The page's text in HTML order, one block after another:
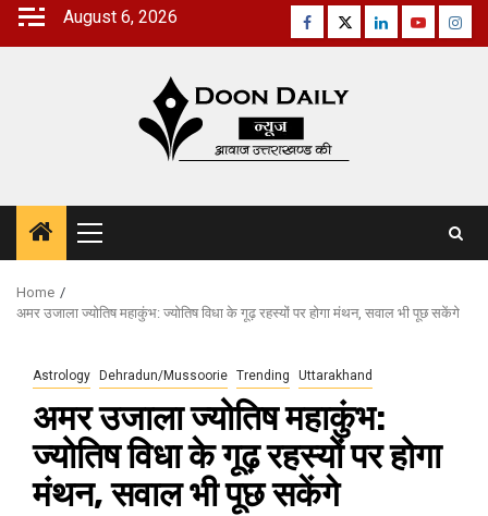
Skip
August 6, 2026 Facebook
TwitterLinkedinYoutube
Primary
Menu
Home
अमर उजाला ज्योतिष महाकुंभ: ज्योतिष विधा के गूढ़ रहस्यों पर होगा मंथन, सवाल भी पूछ सकेंगे
Astrology Dehradun/Mussoorie Trending Uttarakhand
अमर उजाला ज्योतिष महाकुंभ:
ज्योतिष विधा के गूढ़ रहस्यों पर होगा
मंथन, सवाल भी पूछ सकेंगे